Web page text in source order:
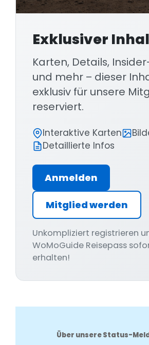
Exklusiver
Karten, Details,
und mehr – dieser
exklusiv für unsere
reserviert.
Interaktive Karten
Detaillierte Infos
Anmelden
Mitglied werden
Unkompliziert registrieren
WoMoGuide Reisepass
erhalten!
Über unsere Status-